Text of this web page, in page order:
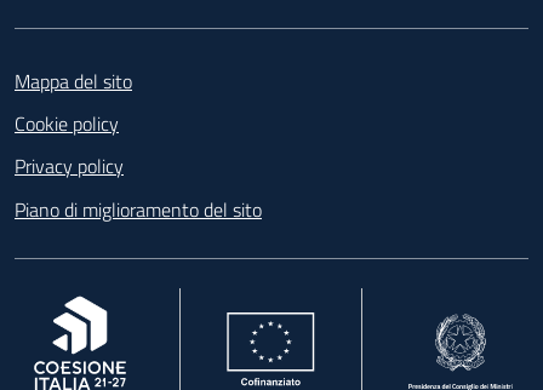
Mappa del sito
Cookie policy
Privacy policy
Piano di miglioramento del sito
, apre in una nuova scheda